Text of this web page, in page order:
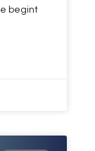
begint